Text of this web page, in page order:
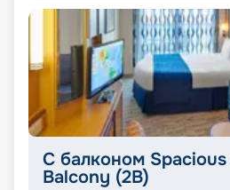
С балконом
Balcony (2B)